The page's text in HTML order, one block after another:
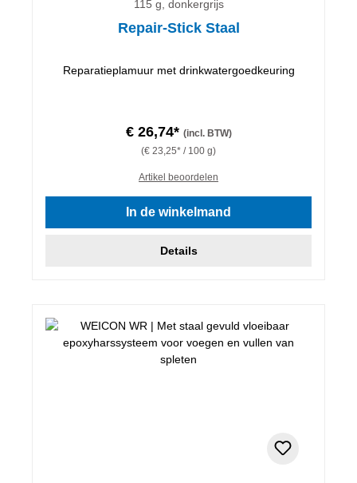
115 g, donkergrijs
Repair-Stick Staal
Reparatieplamuur met drinkwatergoedkeuring
€ 26,74* (incl. BTW)
(€ 23,25* / 100 g)
Artikel beoordelen
In de winkelmand
Details